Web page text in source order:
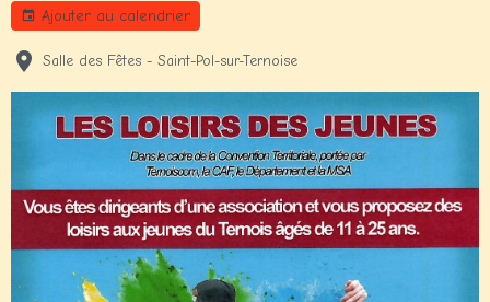
Ajouter au calendrier
Salle des Fêtes - Saint-Pol-sur-Ternoise